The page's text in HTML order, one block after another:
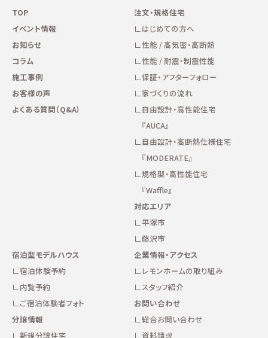
TOP
イベント情報
お知らせ
コラム
施工事例
お客様の声
よくある質問（Q&A）
注文・規格住宅
はじめての方へ
性能 / 高気密・高断熱
性能 / 耐震・制震性能
保証・アフターフォロー
家づくりの流れ
自由設計・高性能住宅
『AUCA』
自由設計・高断熱仕様住宅
『MODERATE』
規格型・高性能住宅
『Waffle』
対応エリア
平塚市
藤沢市
宿泊型モデルハウス
宿泊体験予約
内覧予約
ご宿泊体験者フォト
分譲情報
新規分譲住宅
企業情報・アクセス
レモンホームの取り組み
スタッフ紹介
お問い合わせ
総合お問い合わせ
資料請求